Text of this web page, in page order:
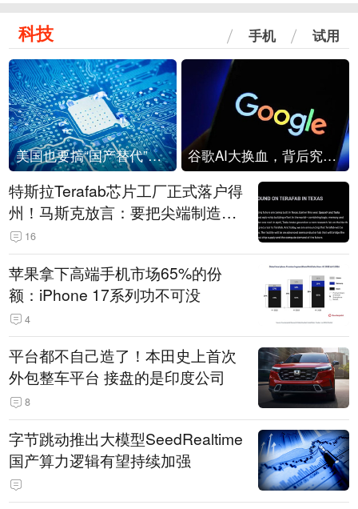
科技 手机 试用
美国也要搞“国产替代”？先算清三笔账 谷歌AI大换血，背后究竟发生了什么？
特斯拉Terafab芯片工厂正式落户得
州！马斯克放言：要把尖端制造带
回美国
16
苹果拿下高端手机市场65%的份
额：iPhone 17系列功不可没
4
平台都不自己造了！本田史上首次
外包整车平台 接盘的是印度公司
8
字节跳动推出大模型SeedRealtime
国产算力逻辑有望持续加强